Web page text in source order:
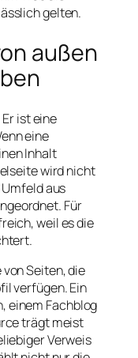
gelten.
außen
ist eine
eine
Inhalt
wird nicht
aus
Für
weil es die
Seiten, die
verfügen. Ein
einem Fachblog
trägt meist
Verweis